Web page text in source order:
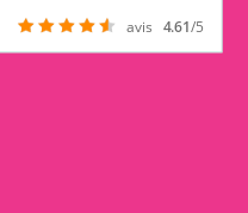
avis 4.61/5